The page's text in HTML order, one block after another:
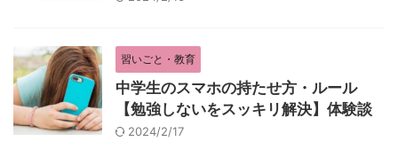
習いごと・教育
中学生のスマホの持たせ方・ルール
【勉強しないをスッキリ解決】体験談
2024/2/17